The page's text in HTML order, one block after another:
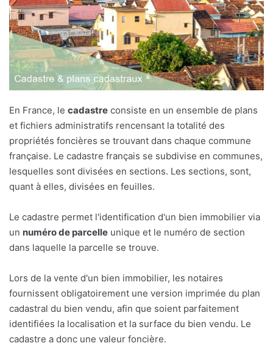
En France, le cadastre consiste en un ensemble de plans
et fichiers administratifs rencensant la totalité des
propriétés foncières se trouvant dans chaque commune
française. Le cadastre français se subdivise en communes,
lesquelles sont divisées en sections. Les sections, sont,
quant à elles, divisées en feuilles.
Le cadastre permet l'identification d'un bien immobilier via
un numéro de parcelle unique et le numéro de section
dans laquelle la parcelle se trouve.
Lors de la vente d'un bien immobilier, les notaires
fournissent obligatoirement une version imprimée du plan
cadastral du bien vendu, afin que soient parfaitement
identifiées la localisation et la surface du bien vendu. Le
cadastre a donc une valeur foncière.